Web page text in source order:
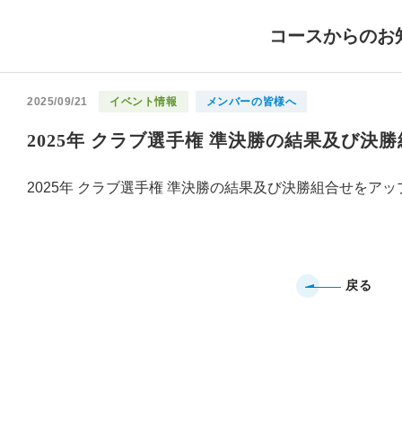
コースからのお
2025/09/21 イベント情報 メンバーの皆様へ
2025年 クラブ選手権 準決勝の結果及び決
2025年 クラブ選手権 準決勝の結果及び決勝組合せをアッ
戻る